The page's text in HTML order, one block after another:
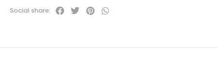
Social share: